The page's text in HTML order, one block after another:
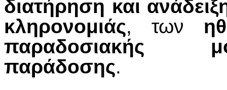
διατήρηση και
κληρονομιάς, των
παραδοσιακής
παράδοσης.